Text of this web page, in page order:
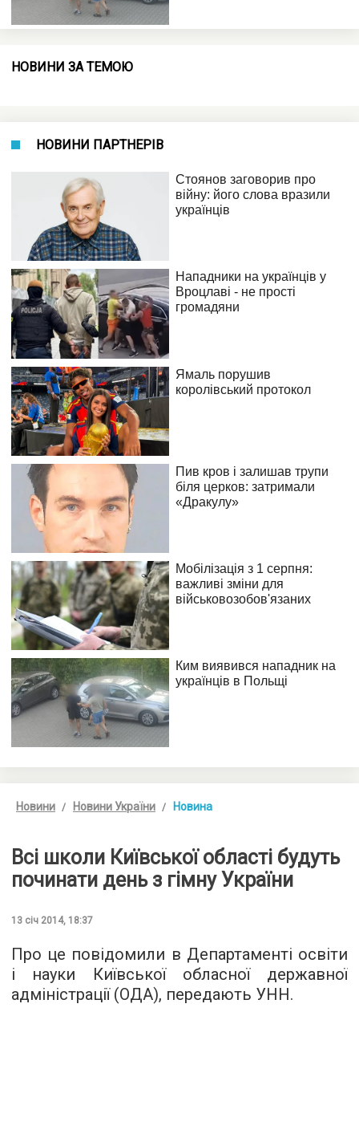
НОВИНИ ЗА ТЕМОЮ
НОВИНИ ПАРТНЕРІВ
Новини Новини України Новина
Всі школи Київської області будуть
починати день з гімну України
13 січ 2014, 18:37
Про це повідомили в Департаменті освіти
і науки Київської обласної державної
адміністрації (ОДА), передають УНН.